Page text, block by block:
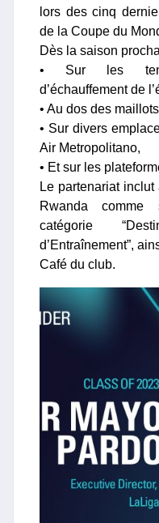
lors des cinq
de la Coupe du
Dès la saison
• Sur les
d’échauffement de
• Au dos des
• Sur divers
Air Metropolitano,
• Et sur les
Le partenariat
Rwanda
catégorie
d’Entraînement”,
Café du club.